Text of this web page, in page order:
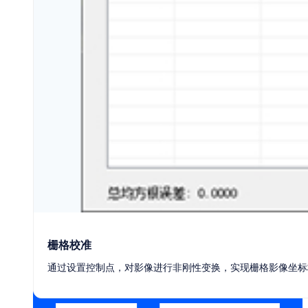
五金冲压模具
栅格校准
通过设置控制点，对影像进行非刚性变换，实现栅格影像坐